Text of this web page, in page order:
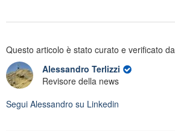
Questo articolo è stato curato e verificato da
Alessandro Terlizzi
Revisore della news
Segui Alessandro su Linkedin